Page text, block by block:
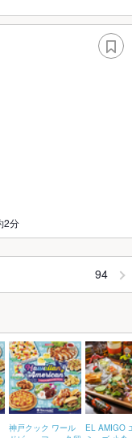
2分
94
神戸クック ワール
EL AMIGO